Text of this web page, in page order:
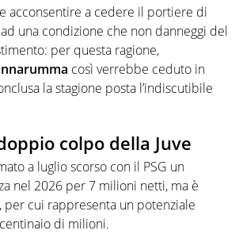
acconsentire a cedere il portiere di
una condizione che non danneggi del
per questa ragione,
così verrebbe ceduto in
la stagione posta l’indiscutibile
colpo della Juve
a luglio scorso con il PSG un
nel 2026 per 7 milioni netti, ma è
per cui rappresenta un potenziale
di milioni.